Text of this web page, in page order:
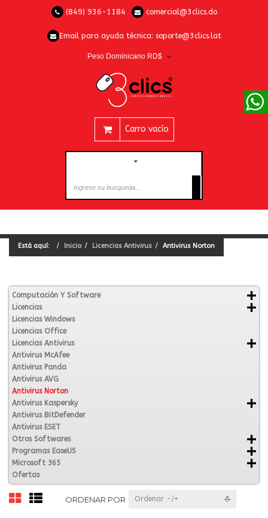
(849) 936-1184 comercial@3clics.do
Email para ayuda técnica: soporte@3clics.lat
Peso Dominicano RD$
Carro vacío
CATEGORÍAS
Está aquí: Inicio Licencias Antivirus Antivirus Norton
Computación Y Software
Licencias
Licencias Windows
Licencias Office
Licencias Antivirus
Antivirus McAfee
Antivirus Panda
Antivirus AVG
Antivirus Norton
Antivirus Kaspersky
Antivirus BitDefender
Antivirus ESET
Otros Softwares
Programas EaseUS
Microsoft 365
Ofertas
ORDENAR POR Ordenar -/+